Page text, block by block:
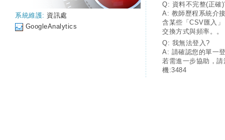
系統維護: 資訊處
GoogleAnalytics
Q: 資料不完整(正確
A: 教師歷程系統介
含某些「CSV匯入
交換方式與頻率。。
Q: 我無法登入?
A: 請確認您的單一
若需進一步協助，
機:3484